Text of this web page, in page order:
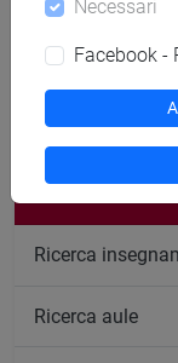
Cerca nel sito
Ricerca
Ricerca aule
Necessari
Facebook -